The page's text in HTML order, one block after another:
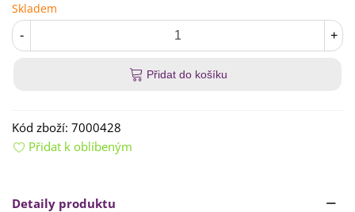
Skladem
- +
Přidat do košíku
Kód zboží: 7000428
Přidat k oblíbeným
Detaily produktu